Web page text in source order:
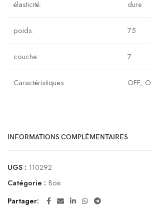
élasticité: dure
poids: 75
couche: 7
Caractéristiques : OFF,
INFORMATIONS COMPLÉMENTAIRES
UGS : 110292
Catégorie : Bois
Partager